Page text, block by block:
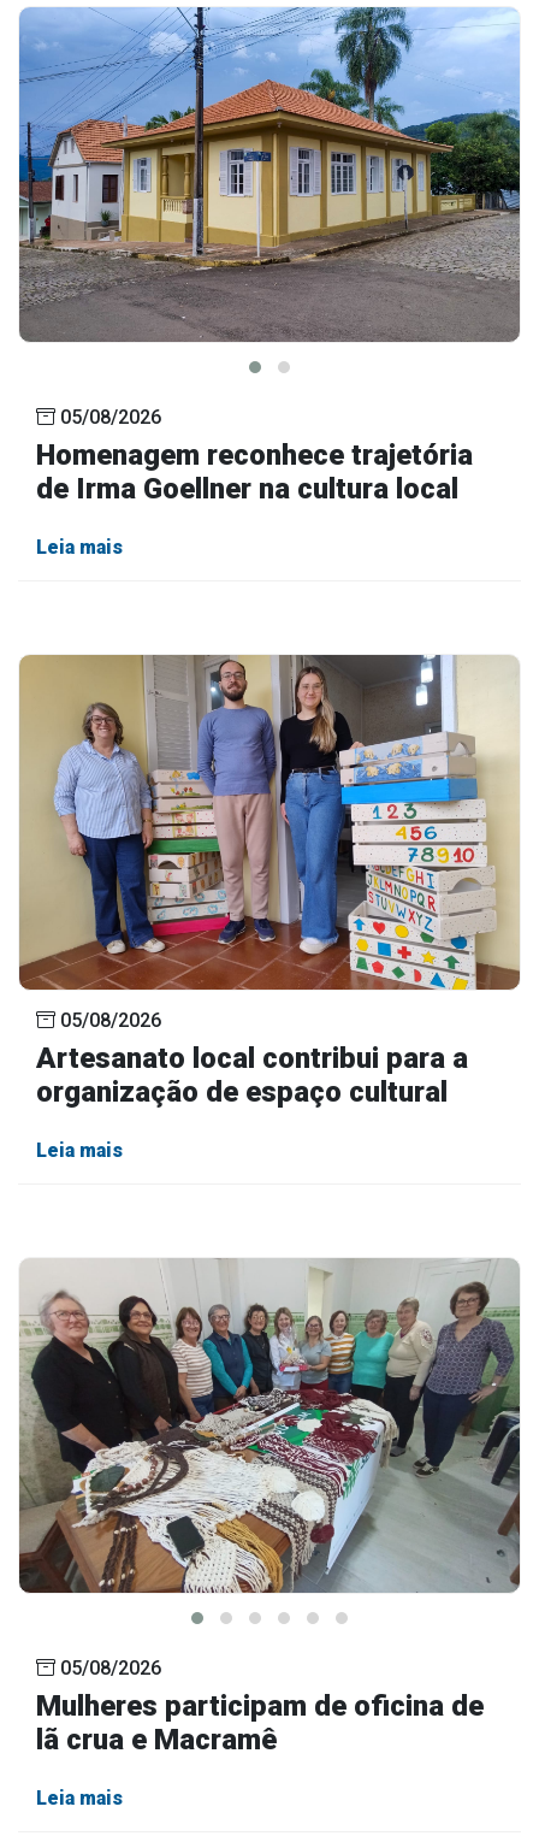
05/08/2026
Homenagem reconhece trajetória
de Irma Goellner na cultura local
Leia mais
05/08/2026
Artesanato local contribui para a
organização de espaço cultural
Leia mais
05/08/2026
Mulheres participam de oficina de
lã crua e Macramê
Leia mais